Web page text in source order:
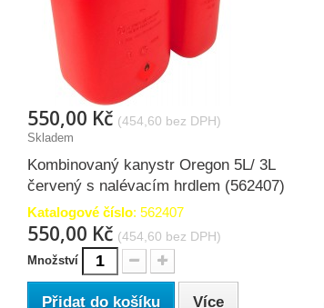
550,00 Kč (454,60 bez DPH)
Skladem
Kombinovaný kanystr Oregon 5L/ 3L
červený s nalévacím hrdlem (562407)
Katalogové číslo: 562407
550,00 Kč (454,60 bez DPH)
Množství
Přidat do košíku Více